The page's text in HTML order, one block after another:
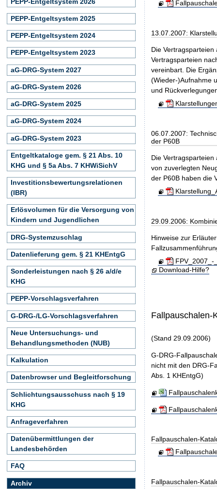
13.07.2007:
Die
Vertragsparteien
vereinbart. Die
(Wieder-)Aufnahme
und
06.07.2007:
der P60B
Die
von zuverlegten
der P60B haben die
29.09.2006:
Hinweise zur
FPV_2007_-
Download-Hilfe?
Fallpauschalen-
(Stand 29.09.2006)
G-DRG-
nicht mit den DRG-
Abs. 1 KHEntgG)
Fallpauschalen-
Fallpauschalen-
PEPP-Entgeltsystem 2025
PEPP-Entgeltsystem 2024
PEPP-Entgeltsystem 2023
aG-DRG-System 2027
aG-DRG-System 2026
aG-DRG-System 2025
aG-DRG-System 2024
aG-DRG-System 2023
Entgeltkataloge gem. § 21 Abs. 10
KHG und § 5a Abs. 7 KHWiSichV
Investitionsbewertungsrelationen
(IBR)
Erlösvolumen für die Versorgung von
Kindern und Jugendlichen
DRG-Systemzuschlag
Datenlieferung gem. § 21 KHEntgG
Sonderleistungen nach § 26 a/d/e
KHG
PEPP-Vorschlagsverfahren
G-DRG-/LG-Vorschlagsverfahren
Neue Untersuchungs- und
Behandlungsmethoden (NUB)
Kalkulation
Datenbrowser und Begleitforschung
Schlichtungsausschuss nach § 19
KHG
Anfrageverfahren
Datenübermittlungen der
Landesbehörden
FAQ
Archiv